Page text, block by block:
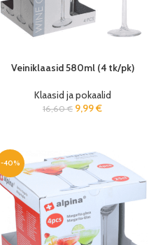
Veiniklaasid 580ml (4 tk/pk)
Klaasid ja pokaalid
16,60€ 9,99€
-40%